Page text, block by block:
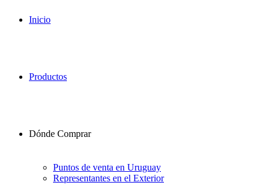
Inicio
Productos
Dónde Comprar
Puntos de venta en Uruguay
Representantes en el Exterior